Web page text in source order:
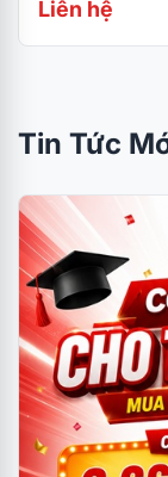
Liên hệ
Tin Tức